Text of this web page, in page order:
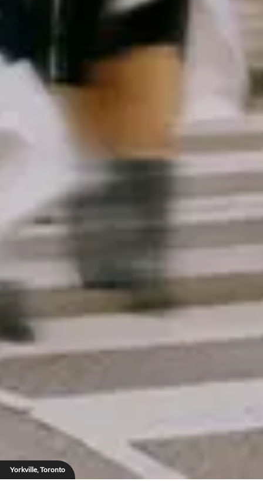
Yorkville, Toronto